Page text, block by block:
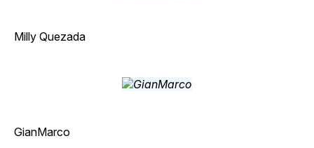
Milly Quezada
GianMarco